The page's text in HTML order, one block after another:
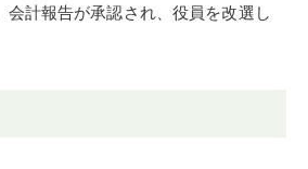
会計報告が承認され、役員を改選し